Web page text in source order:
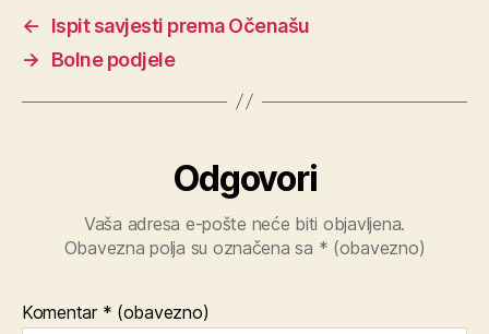
←
Ispit savjesti prema Očenašu
→
Bolne podjele
Odgovori
Vaša adresa e-pošte neće biti objavljena.
Obavezna polja su označena sa * (obavezno)
Komentar * (obavezno)